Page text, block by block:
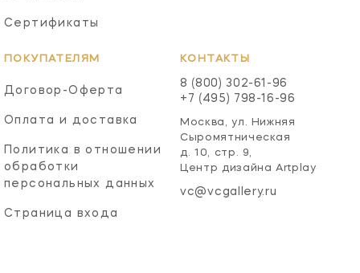
Сертификаты
ПОКУПАТЕЛЯМ
Договор-Оферта
Оплата и доставка
Политика в отношении
обработки
персональных данных
Страница входа
КОНТАКТЫ
8 (800) 302-61-96
+7 (495) 798-16-96
Москва, ул. Нижняя
Сыромятническая
д. 10, стр. 9,
Центр дизайна Artplay
vc@vcgallery.ru